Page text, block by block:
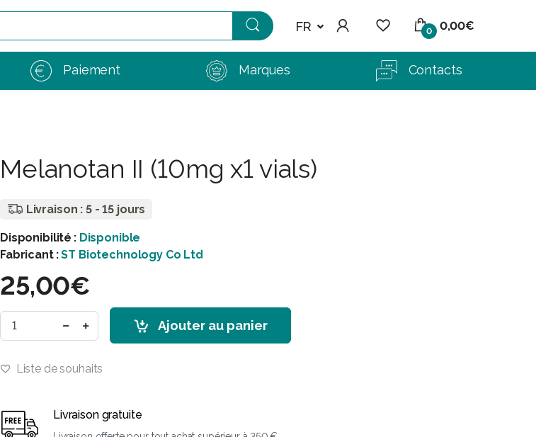
FR 0 0,00€
Paiement Marques Contacts
Melanotan II (10mg x1 vials)
Livraison : 5 - 15 jours
Disponibilité : Disponible
Fabricant :ST Biotechnology Co Ltd
25,00€
Ajouter au panier
Liste de souhaits
Livraison gratuite